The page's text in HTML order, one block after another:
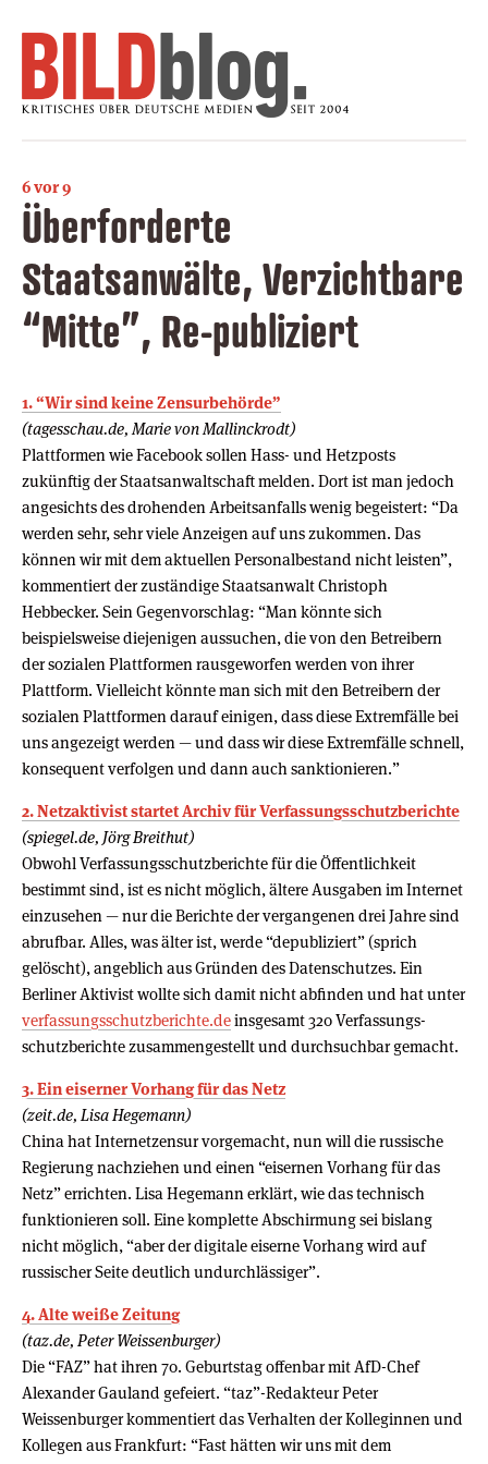
6 vor 9
Überforderte
Staatsanwälte, Verzichtbare
“Mitte”, Re-publiziert
1. “Wir sind keine Zensurbehörde”
(tagesschau.de, Marie von Mallinckrodt)
Plattformen wie Facebook sollen Hass- und Hetzposts
zukünftig der Staatsanwaltschaft melden. Dort ist man jedoch
angesichts des drohenden Arbeitsanfalls wenig begeistert: “Da
werden sehr, sehr viele Anzeigen auf uns zukommen. Das
können wir mit dem aktuellen Personalbestand nicht leisten”,
kommentiert der zuständige Staatsanwalt Christoph
Hebbecker. Sein Gegenvorschlag: “Man könnte sich
beispielsweise diejenigen aussuchen, die von den Betreibern
der sozialen Plattformen rausgeworfen werden von ihrer
Plattform. Vielleicht könnte man sich mit den Betreibern der
sozialen Plattformen darauf einigen, dass diese Extremfälle bei
uns angezeigt werden — und dass wir diese Extremfälle schnell,
konsequent verfolgen und dann auch sanktionieren.”
2. Netzaktivist startet Archiv für Verfassungsschutzberichte
(spiegel.de, Jörg Breithut)
Obwohl Verfassungsschutzberichte für die Öffentlichkeit
bestimmt sind, ist es nicht möglich, ältere Ausgaben im Internet
einzusehen — nur die Berichte der vergangenen drei Jahre sind
abrufbar. Alles, was älter ist, werde “depubliziert” (sprich
gelöscht), angeblich aus Gründen des Datenschutzes. Ein
Berliner Aktivist wollte sich damit nicht abfinden und hat unter
verfassungsschutzberichte.deinsgesamt 320 Verfassungs­
schutz­berichte zusammengestellt und durchsuchbar gemacht.
3. Ein eiserner Vorhang für das Netz
(zeit.de, Lisa Hegemann)
China hat Internetzensur vorgemacht, nun will die russische
Regierung nachziehen und einen “eisernen Vorhang für das
Netz” errichten. Lisa Hegemann erklärt, wie das technisch
funktionieren soll. Eine komplette Abschirmung sei bislang
nicht möglich, “aber der digitale eiserne Vorhang wird auf
russischer Seite deutlich undurchlässiger”.
4. Alte weiße Zeitung
(taz.de, Peter Weissenburger)
Die “FAZ” hat ihren 70. Geburtstag offenbar mit AfD-Chef
Alexander Gauland gefeiert. “taz”-Redakteur Peter
Weissenburger kommentiert das Verhalten der Kolleginnen und
Kollegen aus Frankfurt: “Fast hätten wir uns mit dem